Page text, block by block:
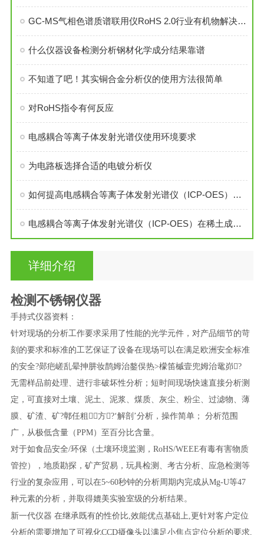
GC-MS气相色谱质谱联用仪RoHS 2.0行业有机物解决方案
什么仪器设备检测分析钢材化学成分结果靠谱
不知道了吧！其实铜合金分析仪的使用方法很简单
对RoHS指令有何反应
电感耦合等离子体发射光谱仪使用环境要求
为电路板选择合适的电镀分析仪
如何提高电感耦合等离子体发射光谱仪（ICP-OES）的稳定性
电感耦合等离子体发射光谱仪（ICP-OES）在稀土成分检测中的作用
详细介绍
检测不锈钢仪器
手持式仪器资料：
针对现场的分析工作要求采用了性能的光学元件，对产品细节的苛
刻的要求和标准的工艺保证了设备在现场可以在满足欧洲安全标准
的安全?郧疤嵯乱晕抻肼妆鹊姆治鏊俣热>檬笛槭壹兜姆治鼋峁?
无需样品前处理、进行非破坏性分析；短时间现场快速直接分析测
定，可直接对土壤、泥土、泥浆、煤质、灰尘、粉尘、过滤物、薄
膜、矿渣、矿?鄣任粗方?‘解剖’分析，操作简单； 分析范围
广，从极低含量（PPM）至百分比含量。
对于如食品安全/环保（土壤环境监测，RoHS/WEEE有毒有害物质
管控），地质勘探，矿产贸易，玩具检测、考古分析、应急检测等
行业的复杂应用，可以在5~60秒钟的分析周期内完成从Mg-U等47
种元素的分析，并取得媲美实验室级的分析结果。
新一代仪器 在继承既有的性价比,效能优点基础上,更针对客户定位
分析的需要增加了可视化CCD摄像头以满足小焦点定位分析的要求,